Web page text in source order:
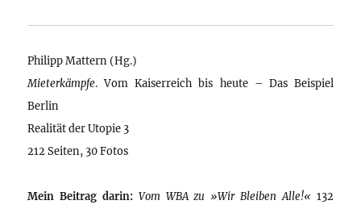
Philipp Mattern (Hg.)
Mieterkämpfe. Vom Kaiserreich bis heute – Das Beispiel
Berlin
Realität der Utopie 3
212 Seiten, 30 Fotos
Mein Beitrag darin: Vom WBA zu »Wir Bleiben Alle!« 132